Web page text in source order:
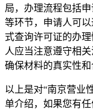
局，办理流程包括
等环节，申请人可
式查询许可证的办
人应当注意遵守相
确保材料的真实性和
以上是对“南京营业
单介绍，如果您有